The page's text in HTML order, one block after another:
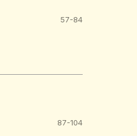
57-84
87-104